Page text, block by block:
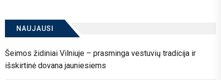
NAUJAUSI
Šeimos židiniai Vilniuje – prasminga vestuvių tradicija ir
išskirtinė dovana jauniesiems